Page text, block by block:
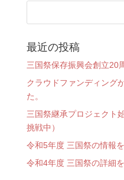
最近の投稿
三国祭保存振興会創立20
クラウドファンディング
た。
三国祭継承プロジェクト
挑戦中）
令和5年度 三国祭の情報
令和4年度 三国祭の詳細